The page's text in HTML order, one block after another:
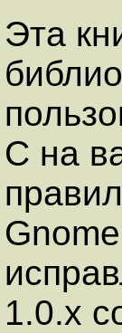
Эта
C на
1.0.x